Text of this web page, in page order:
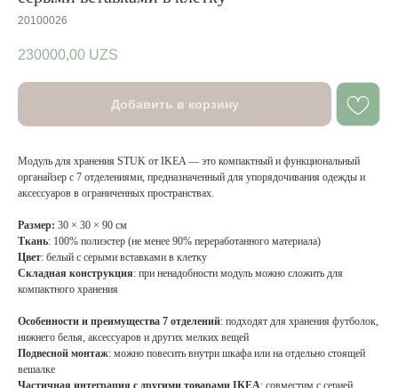
20100026
230000,00 UZS
Добавить в корзину
Модуль для хранения STUK от IKEA — это компактный и функциональный
органайзер с 7 отделениями, предназначенный для упорядочивания одежды и
аксессуаров в ограниченных пространствах.
Размер: 30 × 30 × 90 см
Ткань: 100% полиэстер (не менее 90% переработанного материала)
Цвет: белый с серыми вставками в клетку
Складная конструкция: при ненадобности модуль можно сложить для
компактного хранения
Особенности и преимущества 7 отделений: подходят для хранения футболок,
нижнего белья, аксессуаров и других мелких вещей
Подвесной монтаж: можно повесить внутри шкафа или на отдельно стоящей
вешалке